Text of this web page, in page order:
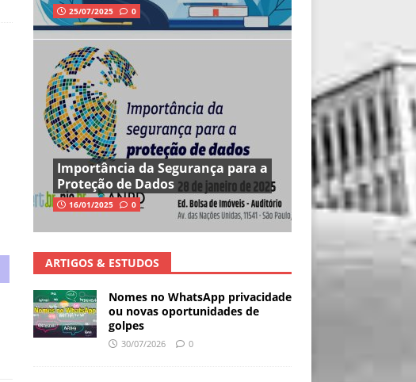
25/07/2025 0
Importância da Segurança para a
Proteção de Dados
16/01/2025 0
ARTIGOS & ESTUDOS
Nomes no WhatsApp privacidade
ou novas oportunidades de
golpes
30/07/2026 0